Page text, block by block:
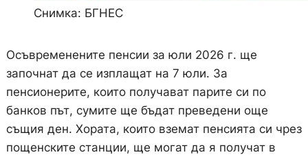
Снимка: БГНЕС
Осъвременените пенсии за юли 2026 г. ще
започнат да се изплащат на 7 юли. За
пенсионерите, които получават парите си по
банков път, сумите ще бъдат преведени още
същия ден. Хората, които вземат пенсията си чрез
пощенските станции, ще могат да я получат в